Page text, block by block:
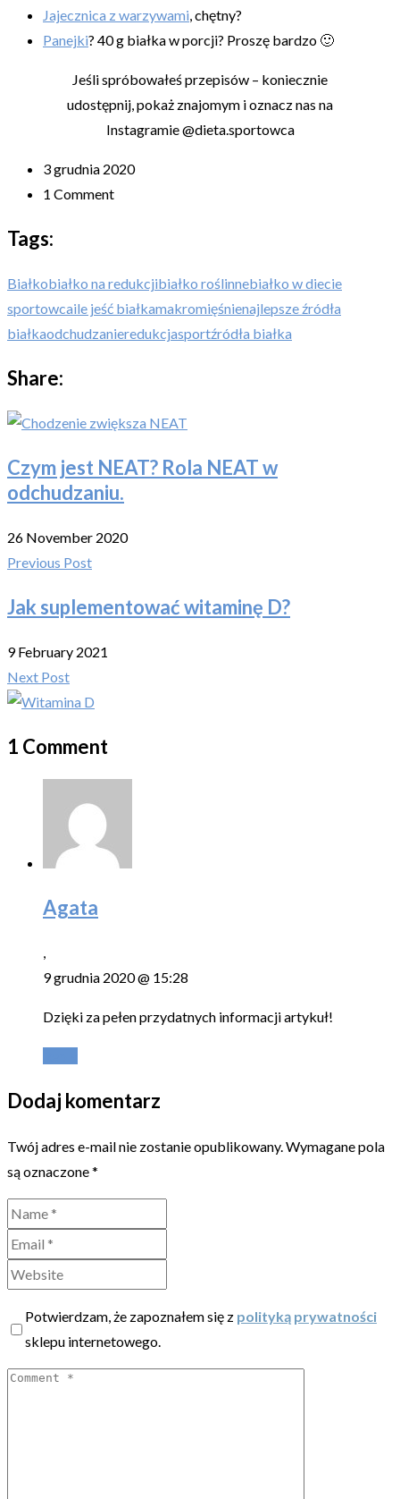
Jajecznica z warzywami, chętny?
Panejki? 40 g białka w porcji? Proszę bardzo 🙂
Jeśli spróbowałeś przepisów – koniecznie
udostępnij, pokaż znajomym i oznacz nas na
Instagramie @dieta.sportowca
3 grudnia 2020
1 Comment
Tags:
Białkobiałko na redukcjibiałko roślinnebiałko w diecie
sportowcaile jeść białkamakromięśnienajlepsze źródła
białkaodchudzanieredukcjasportźródła białka
Share:
Czym jest NEAT? Rola NEAT w
odchudzaniu.
26 November 2020
Previous Post
Jak suplementować witaminę D?
9 February 2021
Next Post
1 Comment
Agata
,
9 grudnia 2020 @ 15:28
Dzięki za pełen przydatnych informacji artykuł!
Dodaj komentarz
Twój adres e-mail nie zostanie opublikowany.Wymagane pola
są oznaczone*
Potwierdzam, że zapoznałem się z polityką prywatności
sklepu internetowego.